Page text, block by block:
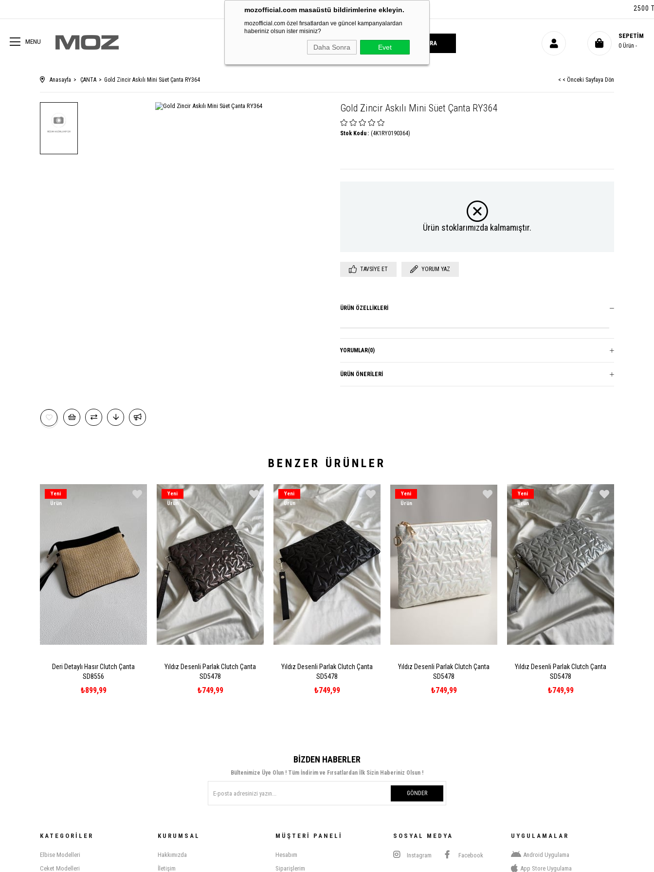
mozofficial.com masaüstü bildirimlerine ekleyin.
mozofficial.com özel fırsatlardan ve güncel kampanyalardan
haberiniz olsun ister misiniz?
Daha Sonra Evet
2500 TL
MENU
SEPETIM
0 Ürün
Anasayfa ÇANTA Gold Zincir Askılı Mini Süet Çanta RY364 < < Önceki Sayfaya Dön
Gold Zincir Askılı Mini Süet Çanta RY364
(4K1RY0190364)
Stok Kodu
Ürün stoklarımızda kalmamıştır.
TAVSIYE ET YORUM YAZ
ÜRÜN ÖZELLIKLERI
YORUMLAR(0)
ÜRÜN ÖNERILERI
BENZER ÜRÜNLER
Deri Detaylı Hasır Clutch Çanta
SD8556
₺899,99
Yeni
Ürün
Yıldız Desenli Parlak Clutch Çanta
SD5478
₺749,99
Yeni
Ürün
Yıldız Desenli Parlak Clutch Çanta
SD5478
₺749,99
Yeni
Ürün
Yıldız Desenli Parlak Clutch Çanta
SD5478
₺749,99
Yeni
Ürün
Yıldız Desenli Parlak Clutch Çanta
SD5478
₺749,99
Yeni
Ürün
BIZDEN HABERLER
Bültenimize Üye Olun ! Tüm İndirim ve Fırsatlardan İlk Sizin Haberiniz Olsun !
GÖNDER
KATEGORILER
Elbise Modelleri
Ceket Modelleri
KURUMSAL
Hakkımızda
İletişim
MÜŞTERI PANELI
Hesabım
Siparişlerim
SOSYAL MEDYA
Instagram Facebook
UYGULAMALAR
Android Uygulama
App Store Uygulama